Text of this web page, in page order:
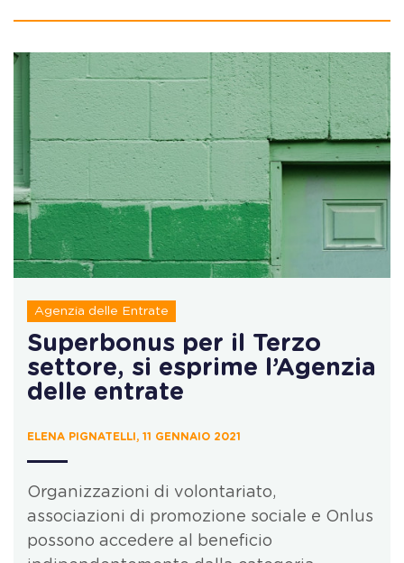
Agenzia delle Entrate
Superbonus per il Terzo
settore, si esprime l’Agenzia
delle entrate
ELENA PIGNATELLI, 11 GENNAIO 2021
Organizzazioni di volontariato,
associazioni di promozione sociale e Onlus
possono accedere al beneficio